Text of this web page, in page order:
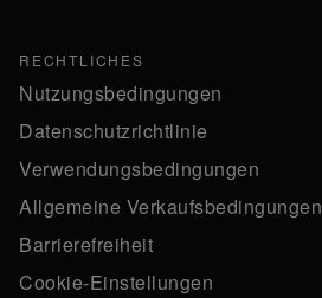
RECHTLICHES
Nutzungsbedingungen
Datenschutzrichtlinie
Verwendungsbedingungen
Allgemeine Verkaufsbedingungen
Barrierefreiheit
Cookie-Einstellungen